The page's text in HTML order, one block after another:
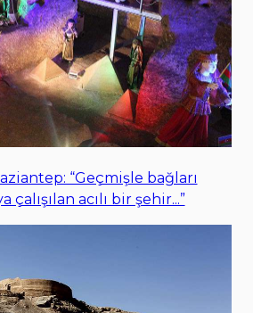
“Geçmişle bağları
çalışılan acılı bir şehir...”